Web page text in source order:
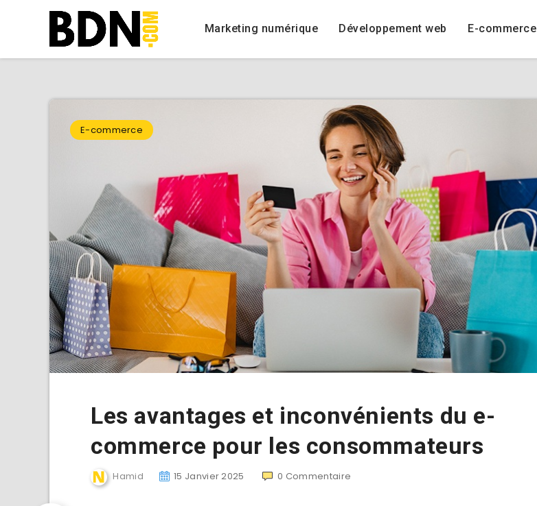
Marketing numérique Développement web E-commerce
E-commerce
Les avantages et inconvénients du e-
commerce pour les consommateurs
Hamid 15 Janvier 2025 0 Commentaire